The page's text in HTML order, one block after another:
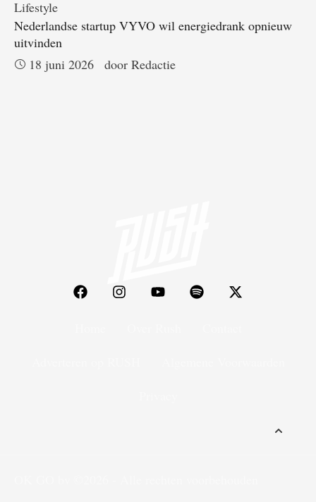
Lifestyle
Nederlandse startup VYVO wil energiedrank opnieuw
uitvinden
18 juni 2026
door Redactie